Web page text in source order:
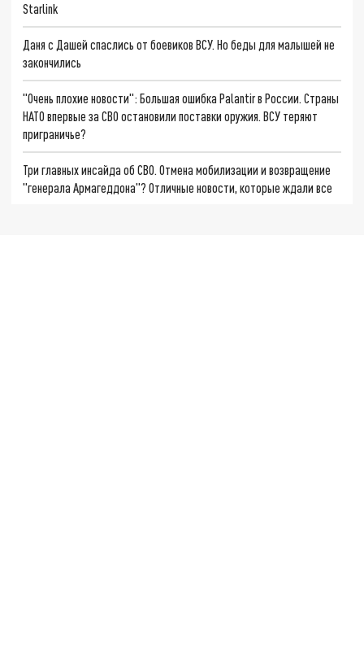
Starlink
Даня с Дашей спаслись от боевиков ВСУ. Но беды для малышей не
закончились
"Очень плохие новости": Большая ошибка Palantir в России. Страны
НАТО впервые за СВО остановили поставки оружия. ВСУ теряют
приграничье?
Три главных инсайда об СВО. Отмена мобилизации и возвращение
"генерала Армагеддона"? Отличные новости, которые ждали все